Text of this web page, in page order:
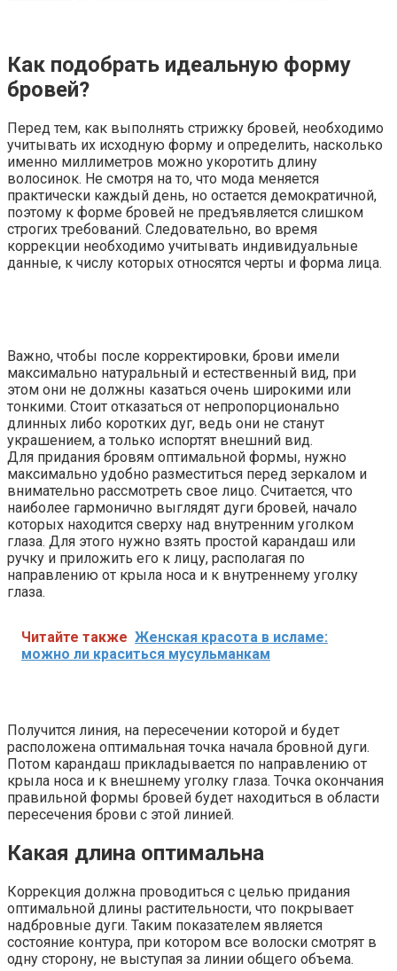
Как подобрать идеальную форму
бровей?
Перед тем, как выполнять стрижку бровей, необходимо
учитывать их исходную форму и определить, насколько
именно миллиметров можно укоротить длину
волосинок. Не смотря на то, что мода меняется
практически каждый день, но остается демократичной,
поэтому к форме бровей не предъявляется слишком
строгих требований. Следовательно, во время
коррекции необходимо учитывать индивидуальные
данные, к числу которых относятся черты и форма лица.
Важно, чтобы после корректировки, брови имели
максимально натуральный и естественный вид, при
этом они не должны казаться очень широкими или
тонкими. Стоит отказаться от непропорционально
длинных либо коротких дуг, ведь они не станут
украшением, а только испортят внешний вид.
Для придания бровям оптимальной формы, нужно
максимально удобно разместиться перед зеркалом и
внимательно рассмотреть свое лицо. Считается, что
наиболее гармонично выглядят дуги бровей, начало
которых находится сверху над внутренним уголком
глаза. Для этого нужно взять простой карандаш или
ручку и приложить его к лицу, располагая по
направлению от крыла носа и к внутреннему уголку
глаза.
Читайте также Женская красота в исламе:
можно ли краситься мусульманкам
Получится линия, на пересечении которой и будет
расположена оптимальная точка начала бровной дуги.
Потом карандаш прикладывается по направлению от
крыла носа и к внешнему уголку глаза. Точка окончания
правильной формы бровей будет находиться в области
пересечения брови с этой линией.
Какая длина оптимальна
Коррекция должна проводиться с целью придания
оптимальной длины растительности, что покрывает
надбровные дуги. Таким показателем является
состояние контура, при котором все волоски смотрят в
одну сторону, не выступая за линии общего объема.